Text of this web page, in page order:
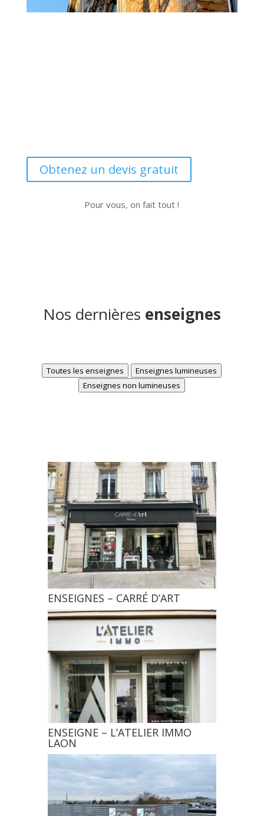
Obtenez un devis gratuit
Pour vous, on fait tout !
Nos dernières enseignes
Toutes les enseignes
Enseignes lumineuses
Enseignes non lumineuses
ENSEIGNES – CARRÉ D’ART
ENSEIGNE – L’ATELIER IMMO
LAON